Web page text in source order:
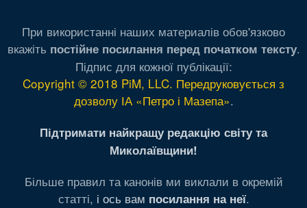
При використанні наших материалів обов'язково
вкажіть постійне посилання перед початком тексту.
Підпис для кожної публікації:
Copyright © 2018 PiM, LLC. Передруковується з
дозволу ІА «Петро і Мазепа».
Підтримати найкращу редакцію світу та
Миколаївщини!
Більше правил та канонів ми виклали в окремій
статті, і ось вам посилання на неї.